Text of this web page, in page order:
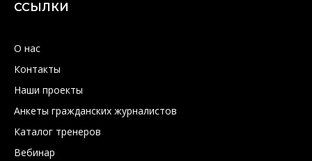
ССЫЛКИ
О нас
Контакты
Наши проекты
Анкеты гражданских журналистов
Каталог тренеров
Вебинар